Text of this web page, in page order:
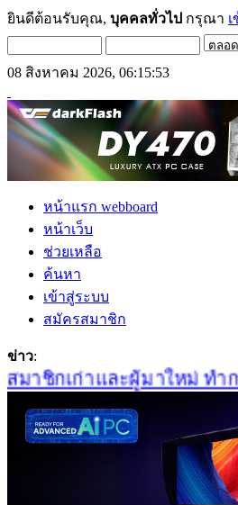
ยินดีต้อนรับคุณ, บุคคลทั่วไป กรุณา
08 สิงหาคม 2026, 06:15:53
หน้าแรก webboard
หน้าเว็บ
ช่วยเหลือ
ค้นหา
เข้าสู่ระบบ
สมัครสมาชิก
ข่าว:
าชิกเก่าและผู้มาใหม่ ทำก